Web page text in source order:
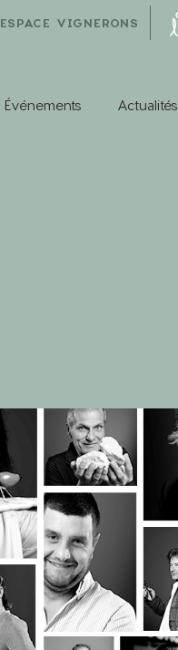
ESPACE VIGNERONS
Événements Actualités